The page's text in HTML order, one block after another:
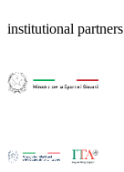
institutional partners